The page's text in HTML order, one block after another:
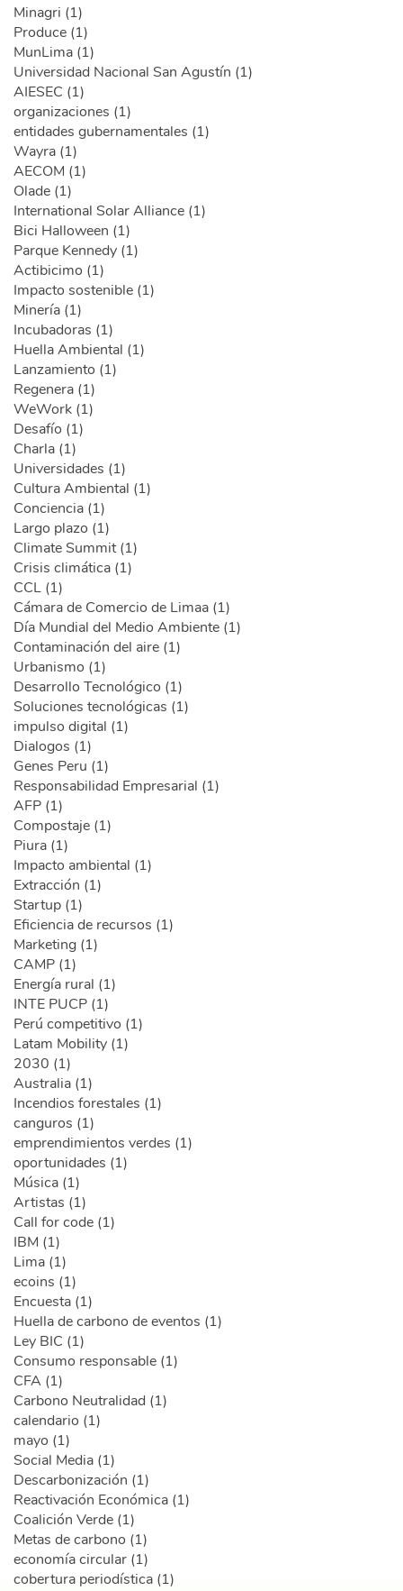
Minagri (1)
Produce (1)
MunLima (1)
Universidad Nacional San Agustín (1)
AIESEC (1)
organizaciones (1)
entidades gubernamentales (1)
Wayra (1)
AECOM (1)
Olade (1)
International Solar Alliance (1)
Bici Halloween (1)
Parque Kennedy (1)
Actibicimo (1)
Impacto sostenible (1)
Minería (1)
Incubadoras (1)
Huella Ambiental (1)
Lanzamiento (1)
Regenera (1)
WeWork (1)
Desafío (1)
Charla (1)
Universidades (1)
Cultura Ambiental (1)
Conciencia (1)
Largo plazo (1)
Climate Summit (1)
Crisis climática (1)
CCL (1)
Cámara de Comercio de Limaa (1)
Día Mundial del Medio Ambiente (1)
Contaminación del aire (1)
Urbanismo (1)
Desarrollo Tecnológico (1)
Soluciones tecnológicas (1)
impulso digital (1)
Dialogos (1)
Genes Peru (1)
Responsabilidad Empresarial (1)
AFP (1)
Compostaje (1)
Piura (1)
Impacto ambiental (1)
Extracción (1)
Startup (1)
Eficiencia de recursos (1)
Marketing (1)
CAMP (1)
Energía rural (1)
INTE PUCP (1)
Perú competitivo (1)
Latam Mobility (1)
2030 (1)
Australia (1)
Incendios forestales (1)
canguros (1)
emprendimientos verdes (1)
oportunidades (1)
Música (1)
Artistas (1)
Call for code (1)
IBM (1)
Lima (1)
ecoins (1)
Encuesta (1)
Huella de carbono de eventos (1)
Ley BIC (1)
Consumo responsable (1)
CFA (1)
Carbono Neutralidad (1)
calendario (1)
mayo (1)
Social Media (1)
Descarbonización (1)
Reactivación Económica (1)
Coalición Verde (1)
Metas de carbono (1)
economía circular (1)
cobertura periodística (1)